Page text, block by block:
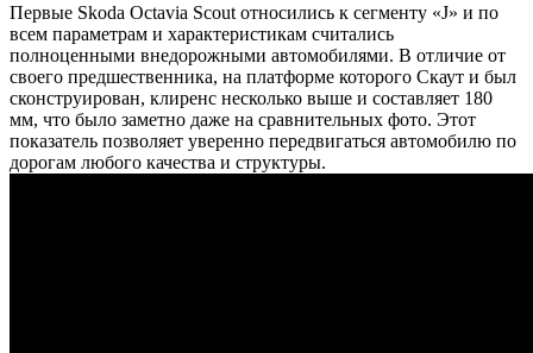
Первые Skoda Octavia Scout относились к сегменту «J» и по
всем параметрам и характеристикам считались
полноценными внедорожными автомобилями. В отличие от
своего предшественника, на платформе которого Скаут и был
сконструирован, клиренс несколько выше и составляет 180
мм, что было заметно даже на сравнительных фото. Этот
показатель позволяет уверенно передвигаться автомобилю по
дорогам любого качества и структуры.